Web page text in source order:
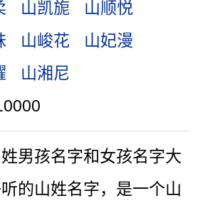
山凯旎
山顺悦
山峻花
山妃漫
山湘尼
男孩名字和女孩名字大
的山姓名字，是一个山